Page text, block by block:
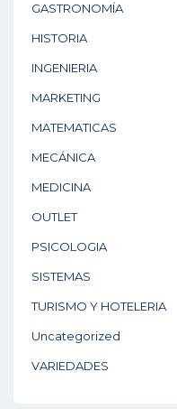
GASTRONOMÍA
HISTORIA
INGENIERIA
MARKETING
MATEMATICAS
MECÁNICA
MEDICINA
OUTLET
PSICOLOGIA
SISTEMAS
TURISMO Y HOTELERIA
Uncategorized
VARIEDADES